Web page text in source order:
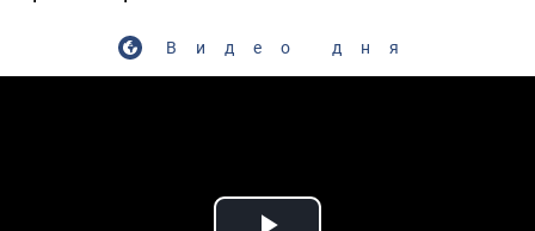
Видео дня